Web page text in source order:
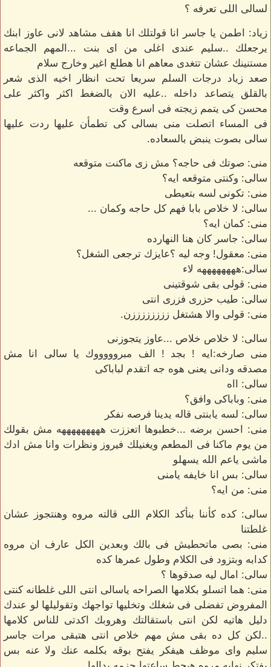
لسالى اللى تعرفه ؟
زياد: اطمن يا جاسر انا قولتلك انا هقف مشاهد لانى عاوز ابنك
يرجعلك ..سليم عندى اغلى من اى بنت ...المهم الجماعه
مستنينك عشان تتغدى معاهم انا هطلع اغير وخارج سلام
صعد زياد درجات السلم سريعا تحت انظار اخيه الذى شعر
بالقلق يتصاعد داخله ..عليه الان بالضغط اكثر واكثر على
محسن كى يتمم زيجته فى اسرع وقت
فى المساء اتصلت منى بسالى كى تطمأن عليها ردت عليها
سالى بصوت ينبض بالسعاده.
منى: صوتك فى حاجه؟ مش زى ماكنت متوقعه
سالى: وكنتى متوقعه ايه؟
منى: تكونى لسه بتعيطى
سالى: لا خلاص بابا فهم كل حاجه وكمان ...
منى: كمان ايه؟
سالى: جاسر كان هنا النهارده
منى: معقول! وجه ليه ؟عايزك ترجعى الشغل؟
سالى:ههههههههه لاء
منى: قولى بقى شوقتينى
سالى: طيب حزرى فزرى انتى
منى: قولى والا هشتغل ززززززززن.
سالى: لا خلاص خلاص ...عاوز يتجوزنى
منى صارخه:ايه ! بجد ! الف مبروووووك يا سالى انا مش
مصدقه ودانى يعنى هوه جه اتقدم لباباكى
سالى: ااه
منى: وباباكى وافق؟
سالى: لسه يابنتى قاله يدينا فرصه نفكر
منى: احسن برضه ...خطبوها اتعززت هههههههههه مش بقولك
من يوم ماكنا فى المطعم ويغنيلك فيروز ونظرات وانا مش ادك
ماشى ياعم الله يسهلو
سالى: بس انا خايفه يامنى
منى: من ايه؟
سالى: كده كأننا بنأكد الكلام اللى قالته مروه وهنتجوز عشان
غلطتنا
منى: بصى ماتحطيش فى بالك وبعدين الكل عارف ان مروه
كدابه وبتزود فى الكلام وطول عمرها كده
سالى: امال ليه صدقوها ؟
منى: هما اتسلو بكلامها الصراحه ياسالى انتى اللى غلطانه كنتى
المفروض تفضلى فى شغلك وتخليها تواجهك وتقوليلها لو عندك
دليل هاتيه لكن انتى باستقالتك وهروبك اكدتى للناس كلامها
..لكن كل ده بقى مش مهم خلاص انتى هتبقى مرات جاسر
سليم واى موظف هيفكر يفتح بوقه بكلمه عنك ولا عنه بس